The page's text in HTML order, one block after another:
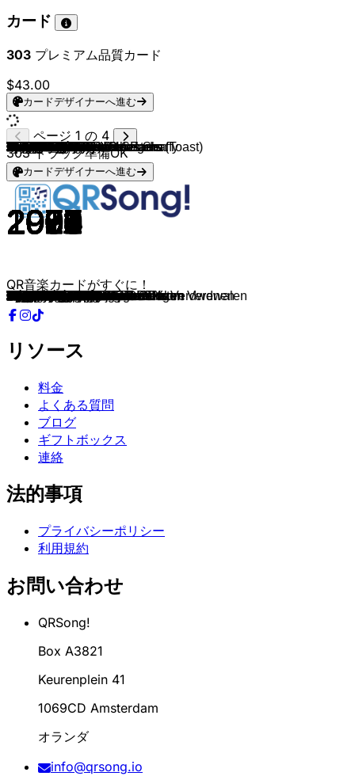
カード
303 プレミアム品質カード
$43.00
カードデザイナーへ進む
Pommelien Thijs
2025
Atlas
Pommelien Thijs
2022
Ongewoon
Pommelien Thijs
2023
Erop Of Eronder
Pommelien Thijs
2022
Wat Een Idee!?
Pommelien Thijs
2025
IK MOET GAAN
Camille
2021
Vuurwerk
Camille
2022
Geen Tranen Meer Over
Camille
2022
Diamant
Camille
2023
Rihanna
Mama's Jasje
1997
Als de dag van toen
Clouseau
1989
Anne
Get Ready!
1996
Diep
Erik & Sanne
1990
Veel te mooi
Laura Lynn
2005
Je Hebt Me 1000 Maal Belogen
Isabelle A
1990
Hé Lekker Beest
Sam Gooris
1995
Laat Het Gras Maar Groeien
Wim Soutaer
2003
Allemaal
Paul Severs
1970
Zeg 'ns Meisje
2 Fabiola
1996
Lift U Up
De Pitaboys & Yves Segers (Toast)
1990
Ik schreeuw het van de daken
Bart Kaell
1989
De Marie Louise
Leopold 3
1993
Zomernacht
Marco Borsato
1994
Dromen Zijn Bedrog
Toast
1990
Ik Schreeuw Het Van De Daken
Bart Kaell
1986
La Mamadora
Noordkaap
1995
Ik Hou Van U
Sha-Na & J. Van Den Eeden
1997
Orgelman
Petra
1989
Laat Je Gaan
Soulsister
1988
The Way to Your Heart
Samson & Gert
1997
Ochtendgymnastiek
Clouseau
2001
En dans
Milk Inc.
2000
Walk on Water
The Dinky Toys & Bea Luna
1994
Declaración De Amor
Joost & De Kreuners
2020
Ik Wil Je
Natalia
2003
I've Only Begun to Fight
Gene Thomas
2004
Voor Haar
X-Session
1996
On and On
Clouseau
1990
Louise
Paul Severs
1972
Geen Wonder dat ik ween
Christoff
2011
Sweet Caroline
De Romeo's
2003
Viva De Romeo's
Nicole & Hugo
1971
Goeiemorgen Morgen
Willy Sommers
2006
Laat De Zon In Je Hart
Gorki
1992
Mia
Niels & Wiels
2017
Skwon Meiske
Sam Gooris
1991
Marijke
Bart Van Den Bossche
1992
De Heuveltjes Van Erika
Helmut Lotti
1990
Waarom Ik
Spring
2003
Spring
Spring
2006
Juf Van Fysica
Spring
2003
Te min voor Anja
Metejoor & Babet
2021
1 Op Een Miljoen
Metejoor & Emma Heesters
2021
Rendez-Vous
Mama's Jasje
1997
Een nacht alleen
Plaza
1989
Yo-Yo
K3
1998
Wat Ik Wil
K3
2003
Oya Lélé
K3
2021
Waterval
Steps
1998
Last Thing on My Mind
Samson & Marie
2023
Wij gaan naar Spanje
Taylor Swift
2026
The Fate of Ophelia
Anna Kendrick
2013
Cups
Teddy Swims
2024
Bad Dreams
Ed Sheeran
2025
Sapphire
Disturbed
2015
The Sound of Silence
Jason Mraz
2012
I Won't Give Up
Lykke Li
2011
I Follow Rivers
O-Zone
2003
Dragostea Din Tei
Michel Teló
2011
Ai Se Eu Te Pego
Jimmy Frey
1979
Saragossa
Paul Severs
1970
Ik ben verliefd op jou
Rene Froger
1990
Just Say Hello
Yasmine
1991
Porselein
Superdiesel
2004
Ticket Naar De Zon
Dinky Toys
1992
I Can't Keep My Hands Of You
The Dinky Toys
1991
My Day Will Come
Will Tura
1988
Mooi, 't leven is mooi
Marva
1975
Oempalapapero
Niels Destadsbader
2018
Verover Mij
Milow
2008
Ayo Technology
Clouseau
1991
Geef het op
Luc Steeno
1992
Hij Speelde Accordeon
Ramses Shaffy
1966
Sammy
Boudewijn de Groot
1968
Als De Rook Om Je Hoofd Is Verdwenen
Wannes Van De Velde
1973
Ik Wil Deze Nacht In De Straten Verdwalen
Bart Peeters
2008
Zomerdagen
Yevgueni
2005
Als ze lacht
Liesbeth List & Ramses Shaffy
1968
Pastorale
Jan De Wilde
1990
Eerste sneeuw
Wim Sonneveld
1974
Het Dorp
Armand
1966
Ben Ik Te Min
Kommil Foo
2002
Ruimtevaarder
Mozaiek & Walter Grootaers
1999
Leef
Vanilla Ice
1990
Ice Ice Baby
Bazart
2015
Goud
Salim Seghers
1971
Verlaat Me Nooit
Tony Corsari
1959
Waarom Zijn de Bananen Krom
Will Tura
1984
Vergeet Barbara
Wigbert
1991
De Ebbenhout blues
Philippe Robrecht
1992
Magie
ページ 1 の 4
303トラック準備OK
カードデザイナーへ進む
QR音楽カードがすぐに！
リソース
料金
よくある質問
ブログ
ギフトボックス
連絡
法的事項
プライバシーポリシー
利用規約
お問い合わせ
QRSong!
Box A3821
Keurenplein 41
1069CD Amsterdam
オランダ
info@qrsong.io